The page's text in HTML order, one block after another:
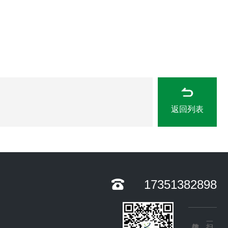
返回列表
17351382898